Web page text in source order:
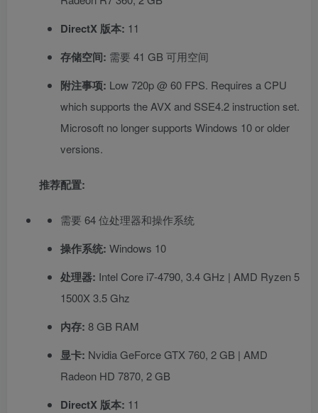
DirectX 版本: 11
存储空间: 需要 41 GB 可用空间
附注事项: Low 720p @ 60 FPS. Requires a CPU
which supports the AVX and SSE4.2 instruction set.
Microsoft no longer supports Windows 10 or older
versions.
推荐配置:
需要 64 位处理器和操作系统
操作系统: Windows 10
处理器: Intel Core i7-4790, 3.4 GHz | AMD Ryzen 5
1500X 3.5 Ghz
内存: 8 GB RAM
显卡: Nvidia GeForce GTX 760, 2 GB | AMD
Radeon HD 7870, 2 GB
DirectX 版本: 11